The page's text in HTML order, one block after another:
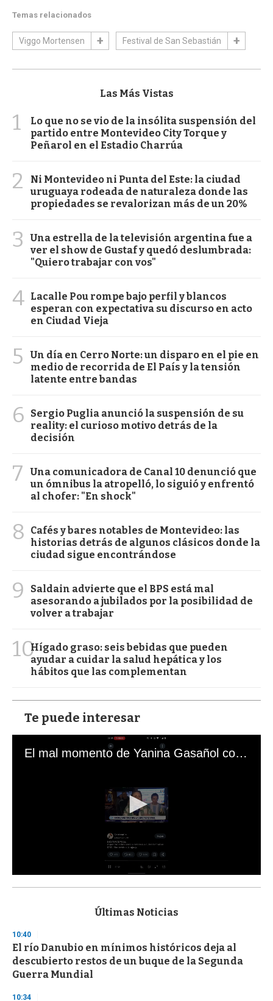
Temas relacionados
Viggo Mortensen Festival de San Sebastián
Las Más Vistas
1
Lo que no se vio de la insólita suspensión del
partido entre Montevideo City Torque y
Peñarol en el Estadio Charrúa
2
Ni Montevideo ni Punta del Este: la ciudad
uruguaya rodeada de naturaleza donde las
propiedades se revalorizan más de un 20%
3
Una estrella de la televisión argentina fue a
ver el show de Gustaf y quedó deslumbrada:
"Quiero trabajar con vos"
4 Lacalle Pou rompe bajo perfil y blancos
esperan con expectativa su discurso en acto
en Ciudad Vieja
5
Un día en Cerro Norte: un disparo en el pie en
medio de recorrida de El País y la tensión
latente entre bandas
6
Sergio Puglia anunció la suspensión de su
reality: el curioso motivo detrás de la
decisión
7
Una comunicadora de Canal 10 denunció que
un ómnibus la atropelló, lo siguió y enfrentó
al chofer: "En shock"
8
Cafés y bares notables de Montevideo: las
historias detrás de algunos clásicos donde la
ciudad sigue encontrándose
9
Saldain advierte que el BPS está mal
asesorando a jubilados por la posibilidad de
volver a trabajar
10Hígado graso: seis bebidas que pueden
ayudar a cuidar la salud hepática y los
hábitos que las complementan
Te puede interesar
El mal momento de Yanina Gasañol con un hincha argentino en "Subrayado"
s
d
s
o
f
3
s
Últimas Noticias
10:40
El río Danubio en mínimos históricos deja al
descubierto restos de un buque de la Segunda
Guerra Mundial
10:34